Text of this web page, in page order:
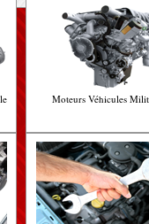
Moteurs Véhicules